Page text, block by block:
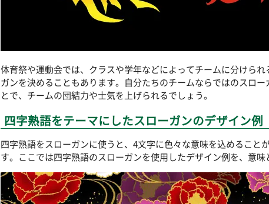
体育祭や運動会では、クラスや学年などによってチームに分けら
ガンを決めることもあります。自分たちのチームならではのスロ
とで、チームの団結力や士気を上げられるでしょう。
四字熟語をテーマにしたスローガンのデザイン例
四字熟語をスローガンに使うと、4文字に色々な意味を込めること
す。ここでは四字熟語のスローガンを使用したデザイン例を、意味